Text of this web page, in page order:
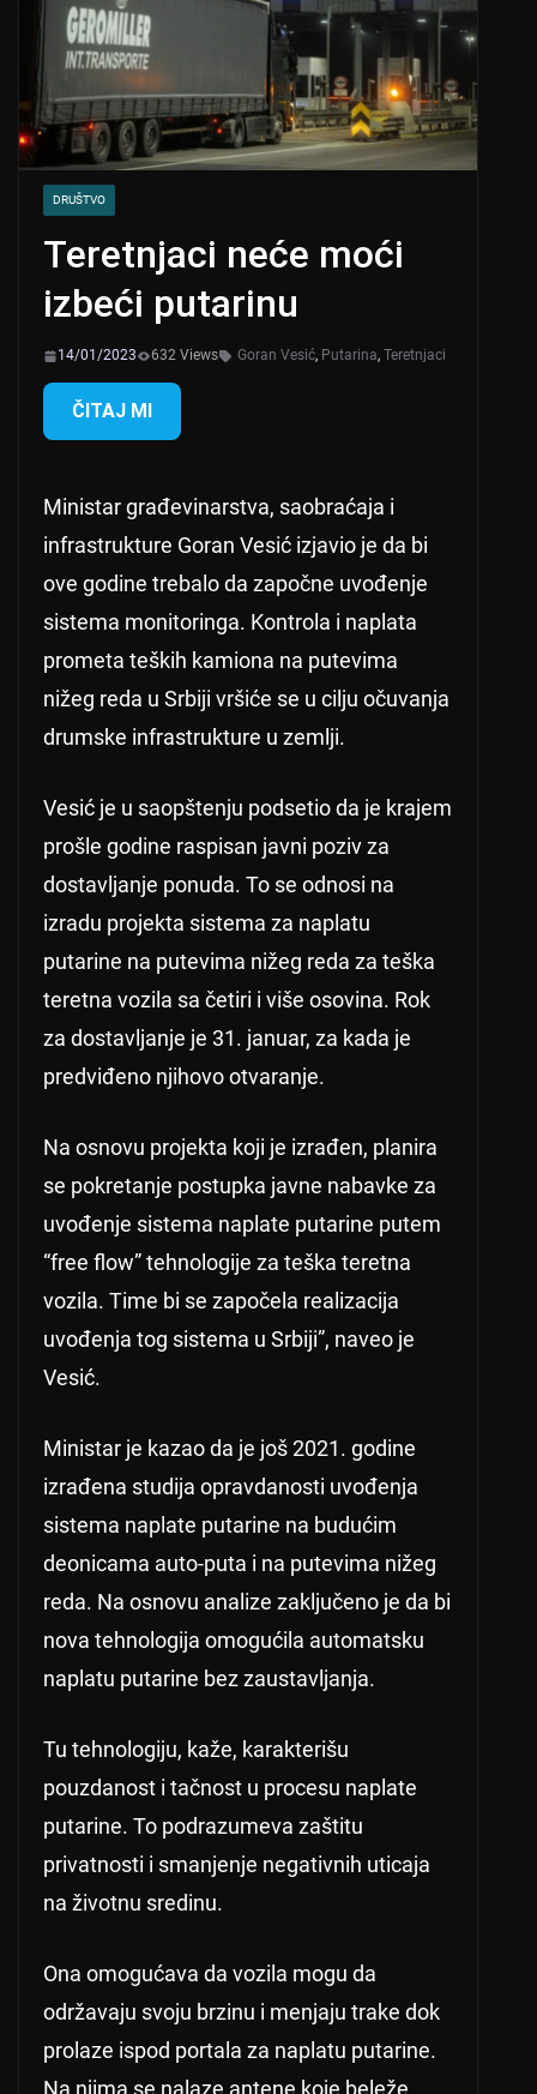
DRUŠTVO
Teretnjaci neće moći
izbeći putarinu
14/01/2023 632 Views Goran Vesić, Putarina, Teretnjaci
ČITAJ MI
Ministar građevinarstva, saobraćaja i
infrastrukture Goran Vesić izjavio je da bi
ove godine trebalo da započne uvođenje
sistema monitoringa. Kontrola i naplata
prometa teških kamiona na putevima
nižeg reda u Srbiji vršiće se u cilju očuvanja
drumske infrastrukture u zemlji.
Vesić je u saopštenju podsetio da je krajem
prošle godine raspisan javni poziv za
dostavljanje ponuda. To se odnosi na
izradu projekta sistema za naplatu
putarine na putevima nižeg reda za teška
teretna vozila sa četiri i više osovina. Rok
za dostavljanje je 31. januar, za kada je
predviđeno njihovo otvaranje.
Na osnovu projekta koji je izrađen, planira
se pokretanje postupka javne nabavke za
uvođenje sistema naplate putarine putem
“free flow” tehnologije za teška teretna
vozila. Time bi se započela realizacija
uvođenja tog sistema u Srbiji”, naveo je
Vesić.
Ministar je kazao da je još 2021. godine
izrađena studija opravdanosti uvođenja
sistema naplate putarine na budućim
deonicama auto-puta i na putevima nižeg
reda. Na osnovu analize zaključeno je da bi
nova tehnologija omogućila automatsku
naplatu putarine bez zaustavljanja.
Tu tehnologiju, kaže, karakterišu
pouzdanost i tačnost u procesu naplate
putarine. To podrazumeva zaštitu
privatnosti i smanjenje negativnih uticaja
na životnu sredinu.
Ona omogućava da vozila mogu da
održavaju svoju brzinu i menjaju trake dok
prolaze ispod portala za naplatu putarine.
Na njima se nalaze antene koje beleže